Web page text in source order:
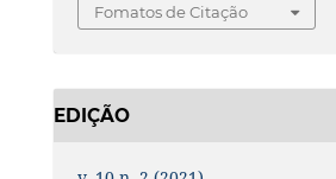
Fomatos de Citação
EDIÇÃO